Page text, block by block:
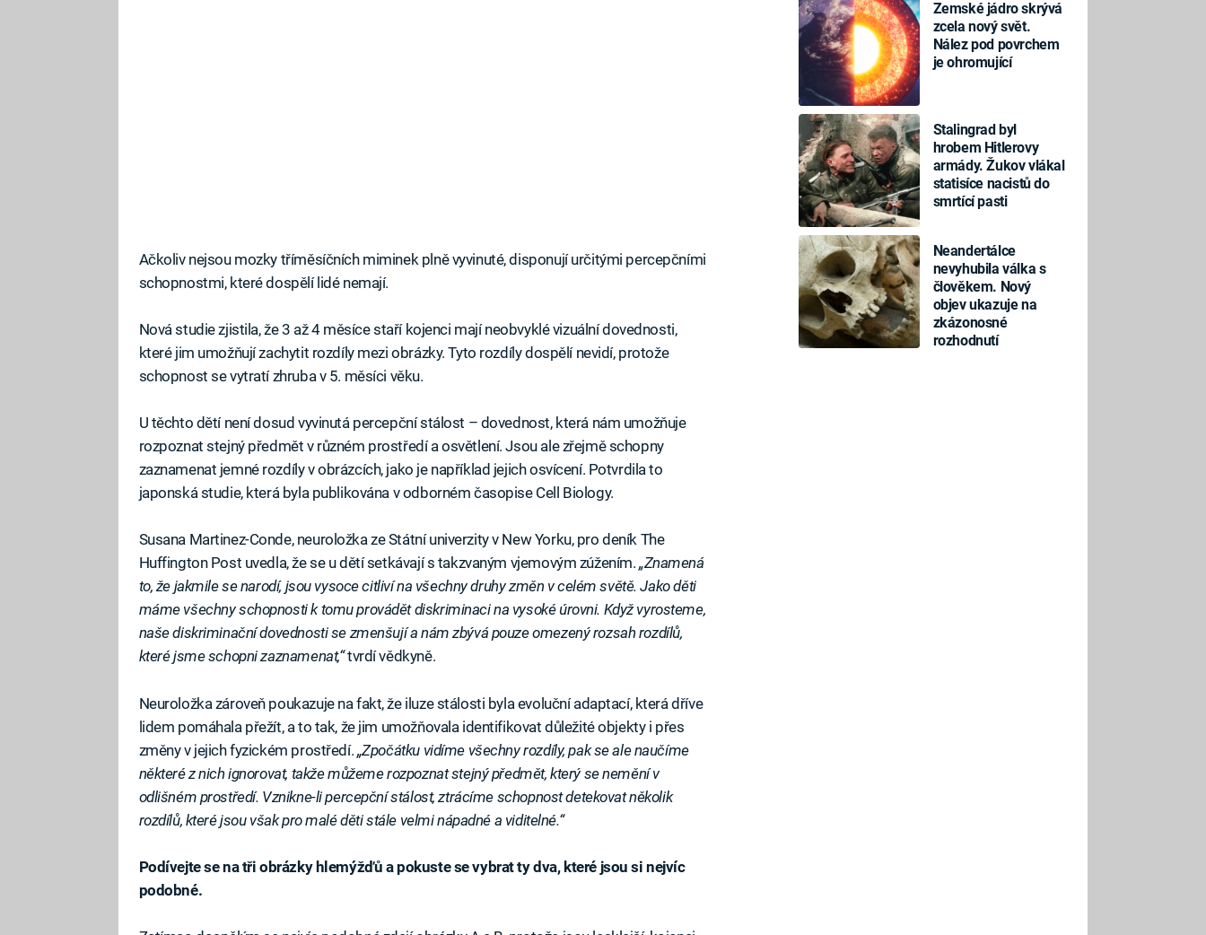
Zemské jádro skrývá
zcela nový svět.
Nález pod povrchem
je ohromující
Stalingrad byl
hrobem Hitlerovy
armády. Žukov vlákal
statisíce nacistů do
smrtící pasti
Neandertálce
nevyhubila válka s
člověkem. Nový
objev ukazuje na
zkázonosné
rozhodnutí
Ačkoliv nejsou mozky tříměsíčních miminek plně vyvinuté, disponují určitými percepčními
schopnostmi, které dospělí lidé nemají.
Nová studie zjistila, že 3 až 4 měsíce staří kojenci mají neobvyklé vizuální dovednosti,
které jim umožňují zachytit rozdíly mezi obrázky. Tyto rozdíly dospělí nevidí, protože
schopnost se vytratí zhruba v 5. měsíci věku.
U těchto dětí není dosud vyvinutá percepční stálost – dovednost, která nám umožňuje
rozpoznat stejný předmět v různém prostředí a osvětlení. Jsou ale zřejmě schopny
zaznamenat jemné rozdíly v obrázcích, jako je například jejich osvícení. Potvrdila to
japonská studie, která byla publikována v odborném časopise Cell Biology.
Susana Martinez-Conde, neuroložka ze Státní univerzity v New Yorku, pro deník The
Huffington Post uvedla, že se u dětí setkávají s takzvaným vjemovým zúžením.„Znamená
to, že jakmile se narodí, jsou vysoce citliví na všechny druhy změn v celém světě. Jako děti
máme všechny schopnosti k tomu provádět diskriminaci na vysoké úrovni. Když vyrosteme,
naše diskriminační dovednosti se zmenšují a nám zbývá pouze omezený rozsah rozdílů,
které jsme schopni zaznamenat,“tvrdí vědkyně.
Neuroložka zároveň poukazuje na fakt, že iluze stálosti byla evoluční adaptací, která dříve
lidem pomáhala přežít, a to tak, že jim umožňovala identifikovat důležité objekty i přes
změny v jejich fyzickém prostředí. „Zpočátku vidíme všechny rozdíly, pak se ale naučíme
některé z nich ignorovat, takže můžeme rozpoznat stejný předmět, který se nemění v
odlišném prostředí. Vznikne-li percepční stálost, ztrácíme schopnost detekovat několik
rozdílů, které jsou však pro malé děti stále velmi nápadné a viditelné.“
Podívejte se na tři obrázky hlemýžďů a pokuste se vybrat ty dva, které jsou si nejvíc
podobné.